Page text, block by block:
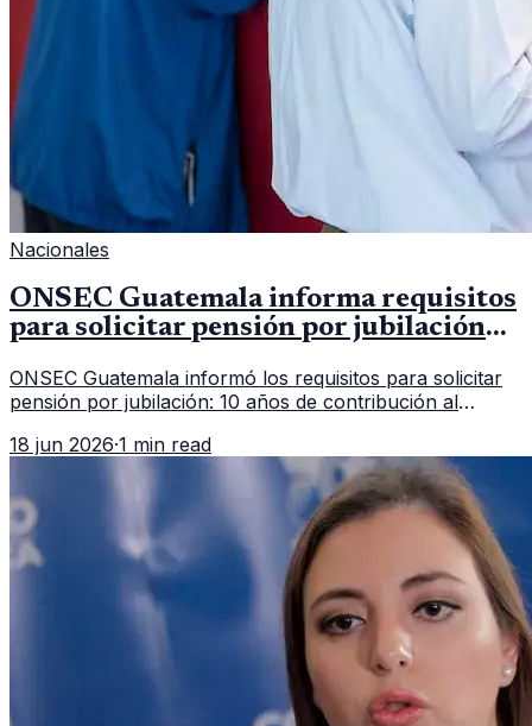
Nacionales
ONSEC Guatemala informa requisitos
para solicitar pensión por jubilación
ONSEC Guatemala informó los requisitos para solicitar
pensión por jubilación: 10 años de contribución al
importar edad.
18 jun 2026·1 min read